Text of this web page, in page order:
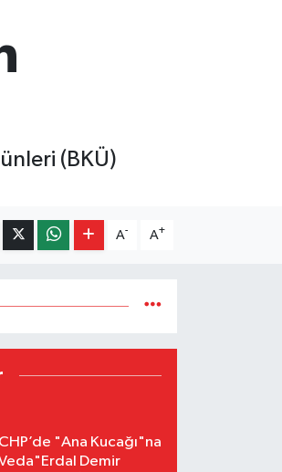
(BKÜ)
A- A+
CHP’de "Ana Kucağı"na
Demir